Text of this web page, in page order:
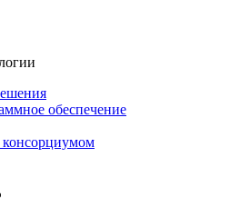
обеспечение